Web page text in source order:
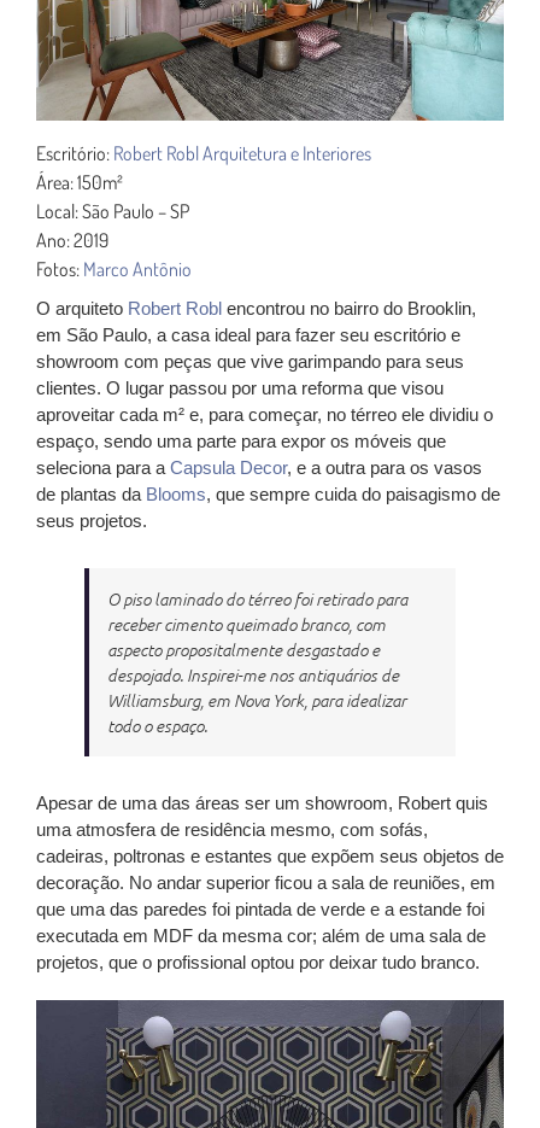
Escritório: Robert Robl Arquitetura e Interiores
Área: 150m²
Local: São Paulo – SP
Ano: 2019
Fotos: Marco Antônio
O arquiteto Robert Robl encontrou no bairro do Brooklin,
em São Paulo, a casa ideal para fazer seu escritório e
showroom com peças que vive garimpando para seus
clientes. O lugar passou por uma reforma que visou
aproveitar cada m² e, para começar, no térreo ele dividiu o
espaço, sendo uma parte para expor os móveis que
seleciona para a Capsula Decor, e a outra para os vasos
de plantas da Blooms, que sempre cuida do paisagismo de
seus projetos.
O piso laminado do térreo foi retirado para
recebercimento queimado branco, com
aspecto propositalmente desgastado e
despojado. Inspirei-me nosantiquários de
Williamsburg, em Nova York, para idealizar
todo o espaço.
Apesar de uma das áreas ser um showroom, Robert quis
uma atmosfera de residência mesmo, com sofás,
cadeiras, poltronas e estantes que expõem seus objetos de
decoração. No andar superior ficou a sala de reuniões, em
que uma das paredes foi pintada de verde e a estande foi
executada em MDF da mesma cor; além de uma sala de
projetos, que o profissional optou por deixar tudo branco.